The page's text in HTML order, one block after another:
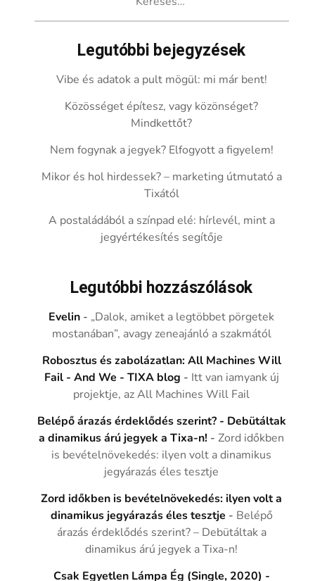
Legutóbbi bejegyzések
Vibe és adatok a pult mögül: mi már bent!
Közösséget építesz, vagy közönséget?
Mindkettőt?
Nem fogynak a jegyek? Elfogyott a figyelem!
Mikor és hol hirdessek? – marketing útmutató a
Tixától
A postaládából a színpad elé: hírlevél, mint a
jegyértékesítés segítője
Legutóbbi hozzászólások
Evelin - „Dalok, amiket a legtöbbet pörgetek
mostanában”, avagy zeneajánló a szakmától
Robosztus és zabolázatlan: All Machines Will
Fail - And We - TIXA blog - Itt van iamyank új
projektje, az All Machines Will Fail
Belépő árazás érdeklődés szerint? - Debütáltak
a dinamikus árú jegyek a Tixa-n! -Zord időkben
is bevételnövekedés: ilyen volt a dinamikus
jegyárazás éles tesztje
Zord időkben is bevételnövekedés: ilyen volt a
dinamikus jegyárazás éles tesztje - Belépő
árazás érdeklődés szerint? – Debütáltak a
dinamikus árú jegyek a Tixa-n!
Csak Egyetlen Lámpa Ég (Single, 2020) -